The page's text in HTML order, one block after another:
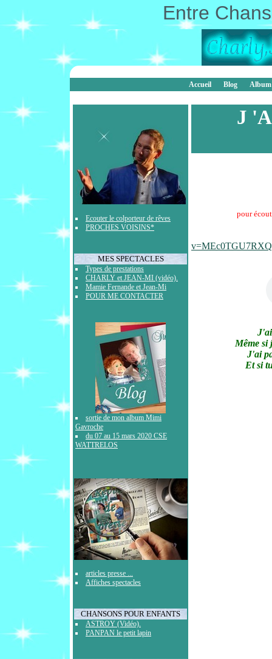
Entre
Accueil Blog
Ecouter le colporteur de rêves
PROCHES VOISINS*
MES SPECTACLES
Types de prestations
CHARLY et JEAN-MI (vidéo).
Mamie Fernande et Jean-Mi
POUR ME CONTACTER
sortie de mon album Mimi
Gavroche
du 07 au 15 mars 2020 CSE
WATTRELOS
articles presse ...
Affiches spectacles
CHANSONS POUR ENFANTS
ASTROY (Vidéo).
PANPAN le petit lapin
J
pour
J'ai
Même si
J'ai
Et si